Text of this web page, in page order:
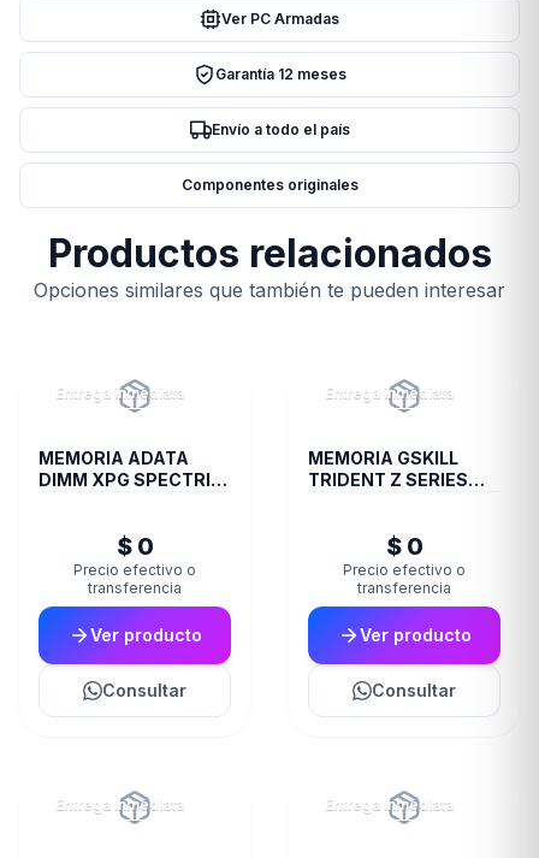
Ver PC Armadas
Garantía 12 meses
Envío a todo el país
Componentes originales
Productos relacionados
Opciones similares que también te pueden interesar
Entrega inmediata
MEMORIA ADATA
DIMM XPG SPECTRIX
$ 0
Precio efectivo o
transferencia
Ver producto
Consultar
Entrega inmediata
MEMORIA GSKILL
TRIDENT Z SERIES
$ 0
Precio efectivo o
transferencia
Ver producto
Consultar
Entrega inmediata Entrega inmediata